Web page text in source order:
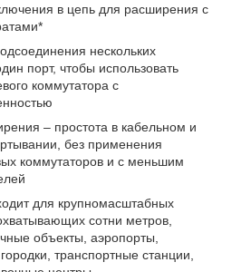
в цепь для расширения с
нескольких
порт, чтобы использовать
коммутатора с
– простота в кабельном и
без применения
коммутаторов и с меньшим
для крупномасштабных
сотни метров,
объекты, аэропорты,
транспортные станции,